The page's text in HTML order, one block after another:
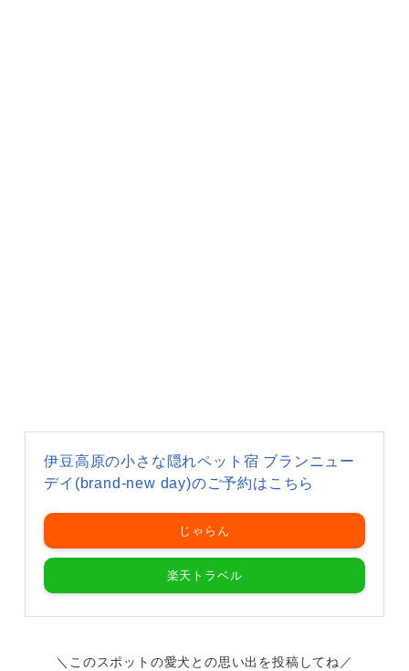
伊豆高原の小さな隠れペット宿 ブランニュー
デイ(brand-new day)のご予約はこちら
じゃらん
楽天トラベル
＼このスポットの愛犬との思い出を投稿してね／